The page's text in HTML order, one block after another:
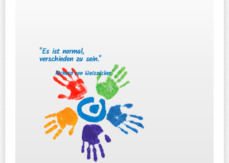
"Es ist normal,
verschieden zu sein."
Richard von Weizsäcker